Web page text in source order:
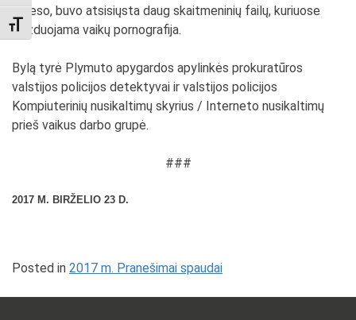
TOGGLE FONT SIZE
adreso, buvo atsisiųsta daug skaitmeninių failų, kuriuose
vaizduojama vaikų pornografija.
Bylą tyrė Plymuto apygardos apylinkės prokuratūros
valstijos policijos detektyvai ir valstijos policijos
Kompiuterinių nusikaltimų skyrius / Interneto nusikaltimų
prieš vaikus darbo grupė.
###
2017 M. BIRŽELIO 23 D.
Posted in 2017 m. Pranešimai spaudai